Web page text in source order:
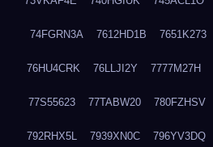
74FGRN3A 7612HD1B 7651K273
76HU4CRK 76LLJI2Y 7777M27H
77S55623 77TABW20 780FZHSV
792RHX5L 7939XN0C 796YV3DQ